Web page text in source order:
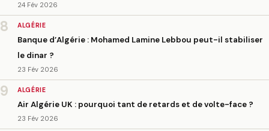
24 Fév 2026
8 ALGÉRIE
Banque d’Algérie : Mohamed Lamine Lebbou peut-il stabiliser
le dinar ?
23 Fév 2026
9 ALGÉRIE
Air Algérie UK : pourquoi tant de retards et de volte-face ?
23 Fév 2026